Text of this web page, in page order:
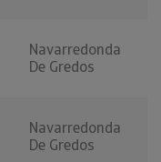
Navarredonda
De Gredos
Navarredonda
De Gredos